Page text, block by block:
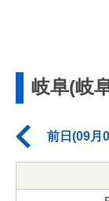
岐阜(岐
前日(09月